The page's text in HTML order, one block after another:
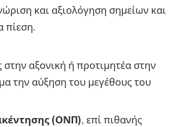
και αξιολόγηση σημείων και
πίεση.
στην αξονική ή προτιμητέα στην
την αύξηση του μεγέθους του
(ΟΝΠ), επί πιθανής